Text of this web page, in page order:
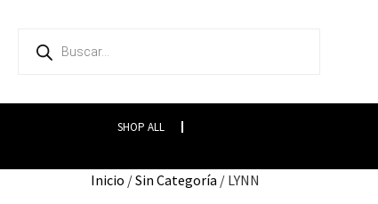
SHOP ALL
Inicio /Sin Categoría / LYNN